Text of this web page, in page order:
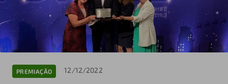
PREMIAÇÃO 12/12/2022